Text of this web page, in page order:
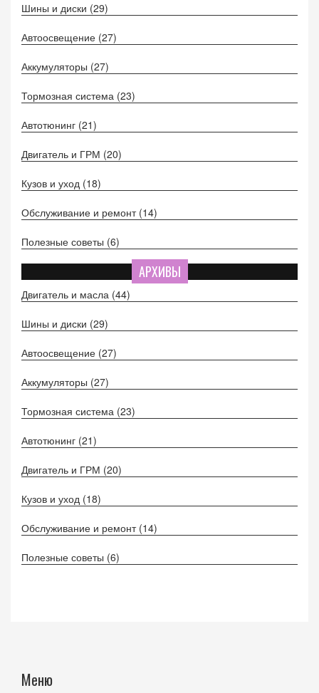
Шины и диски (29)
Автоосвещение (27)
Аккумуляторы (27)
Тормозная система (23)
Автотюнинг (21)
Двигатель и ГРМ (20)
Кузов и уход (18)
Обслуживание и ремонт (14)
Полезные советы (6)
АРХИВЫ
Двигатель и масла (44)
Шины и диски (29)
Автоосвещение (27)
Аккумуляторы (27)
Тормозная система (23)
Автотюнинг (21)
Двигатель и ГРМ (20)
Кузов и уход (18)
Обслуживание и ремонт (14)
Полезные советы (6)
Меню